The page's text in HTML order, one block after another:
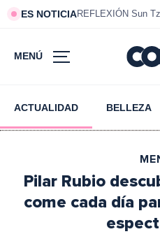
ES NOTICIAREFLEXIÓN Sun
MENÚ
ACTUALIDAD BELLEZA
Pilar Rubio
come cada día